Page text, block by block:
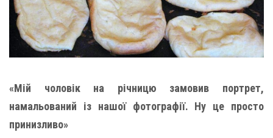
«Мій чоловік на річницю замовив портрет,
намальований із нашої фотографії. Ну це просто
принизливо»